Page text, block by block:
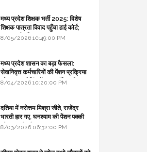
मध्य प्रदेश शिक्षक भर्ती 2025: विशेष
शिक्षक पात्रता विवाद पहुँचा हाई कोर्ट;
सरकार से माँगा जवाब
8/05/2026 10:49:00 PM
मध्य प्रदेश शासन का बड़ा फैसला:
सेवानिवृत्त कर्मचारियों की पेंशन प्रक्रिया
और बजट कोडिंग में हुए क्रांतिकारी
8/04/2026 10:20:00 PM
दतिया में नरोत्तम मिश्रा जीते, राजेंद्र
भारती हार गए, घनश्याम की पेंशन पक्की
और आशुतोष बैक टू...
8/03/2026 06:32:00 PM